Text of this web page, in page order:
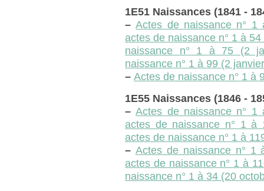
1E51 Naissances (1841 -
– Actes de naissance n°
actes de naissance n° 1 à
naissance n° 1 à 75 (2
naissance n° 1 à 99 (2
– Actes de naissance n° 1 à
1E55 Naissances (1846 -
– Actes de naissance n°
actes de naissance n° 1 à
actes de naissance n° 1 à
– Actes de naissance n° 1
actes de naissance n° 1 à
naissance n° 1 à 34 (20